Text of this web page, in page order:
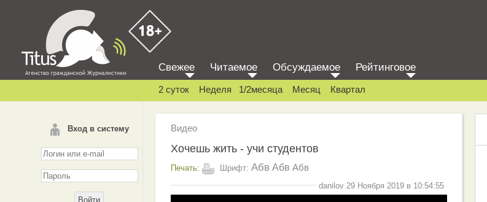
Вход в систему
Свежее Читаемое Обсуждаемое Рейтинговое
2 суток Неделя 1/2месяца Месяц Квартал
Видео
Хочешь жить - учи студентов
Печать: Шрифт: Абв Абв Абв
danilov 29 Ноября 2019 в 10:54:55